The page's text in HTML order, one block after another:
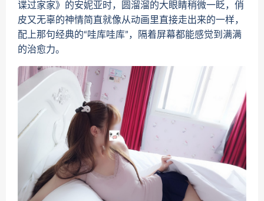
谍过家家》的安妮亚时，圆溜溜的大眼睛稍微一眨，俏
皮又无辜的神情简直就像从动画里直接走出来的一样，
配上那句经典的“哇库哇库”，隔着屏幕都能感觉到满满
的治愈力。